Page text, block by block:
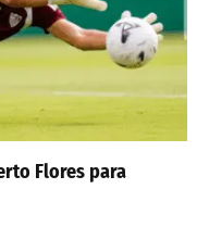
Flores para